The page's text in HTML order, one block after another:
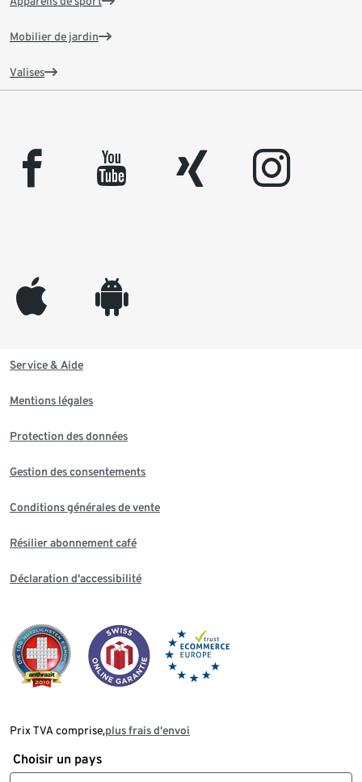
Mobilier de jardin
Valises
facebook youtube xing instagram
appleinc android
Service & Aide
Mentions légales
Protection des données
Gestion des consentements
Conditions générales de vente
Résilier abonnement café
Déclaration d'accessibilité
Prix TVA comprise,plus frais d‘envoi
Choisir un pays